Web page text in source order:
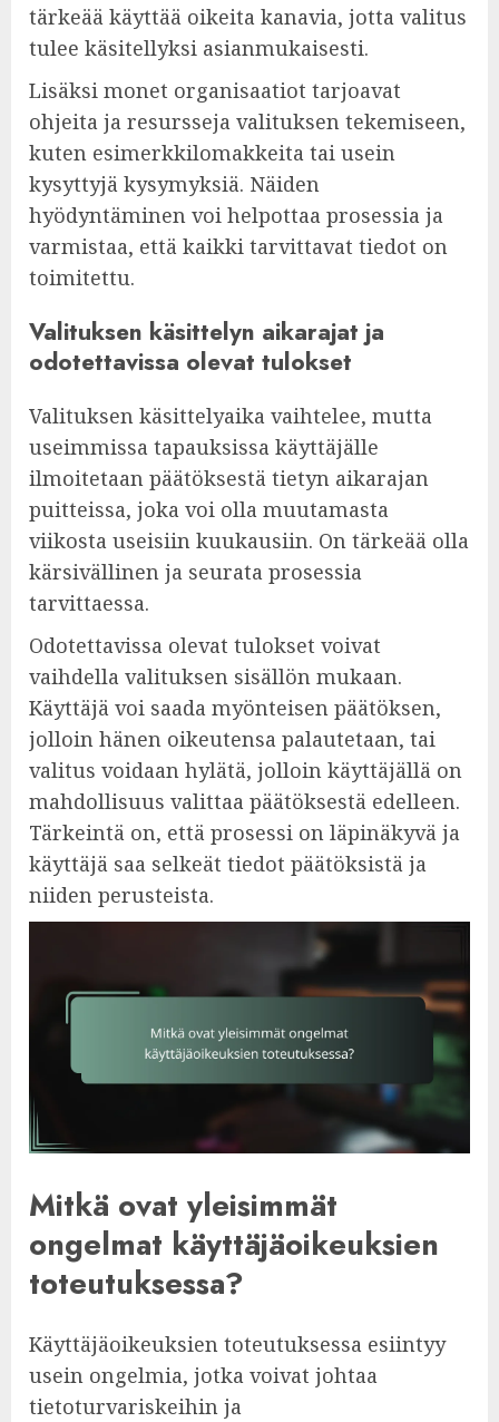
tärkeää käyttää oikeita kanavia, jotta valitus
tulee käsitellyksi asianmukaisesti.
Lisäksi monet organisaatiot tarjoavat
ohjeita ja resursseja valituksen tekemiseen,
kuten esimerkkilomakkeita tai usein
kysyttyjä kysymyksiä. Näiden
hyödyntäminen voi helpottaa prosessia ja
varmistaa, että kaikki tarvittavat tiedot on
toimitettu.
Valituksen käsittelyn aikarajat ja
odotettavissa olevat tulokset
Valituksen käsittelyaika vaihtelee, mutta
useimmissa tapauksissa käyttäjälle
ilmoitetaan päätöksestä tietyn aikarajan
puitteissa, joka voi olla muutamasta
viikosta useisiin kuukausiin. On tärkeää olla
kärsivällinen ja seurata prosessia
tarvittaessa.
Odotettavissa olevat tulokset voivat
vaihdella valituksen sisällön mukaan.
Käyttäjä voi saada myönteisen päätöksen,
jolloin hänen oikeutensa palautetaan, tai
valitus voidaan hylätä, jolloin käyttäjällä on
mahdollisuus valittaa päätöksestä edelleen.
Tärkeintä on, että prosessi on läpinäkyvä ja
käyttäjä saa selkeät tiedot päätöksistä ja
niiden perusteista.
Mitkä ovat yleisimmät
ongelmat käyttäjäoikeuksien
toteutuksessa?
Käyttäjäoikeuksien toteutuksessa esiintyy
usein ongelmia, jotka voivat johtaa
tietoturvariskeihin ja